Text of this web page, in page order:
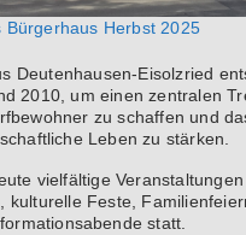
Bürgerhaus Herbst 2025
Deutenhausen-Eisolzried
2010, um einen zentralen
zu schaffen und
Leben zu stärken.
vielfältige Veranstaltungen
kulturelle Feste,
statt.